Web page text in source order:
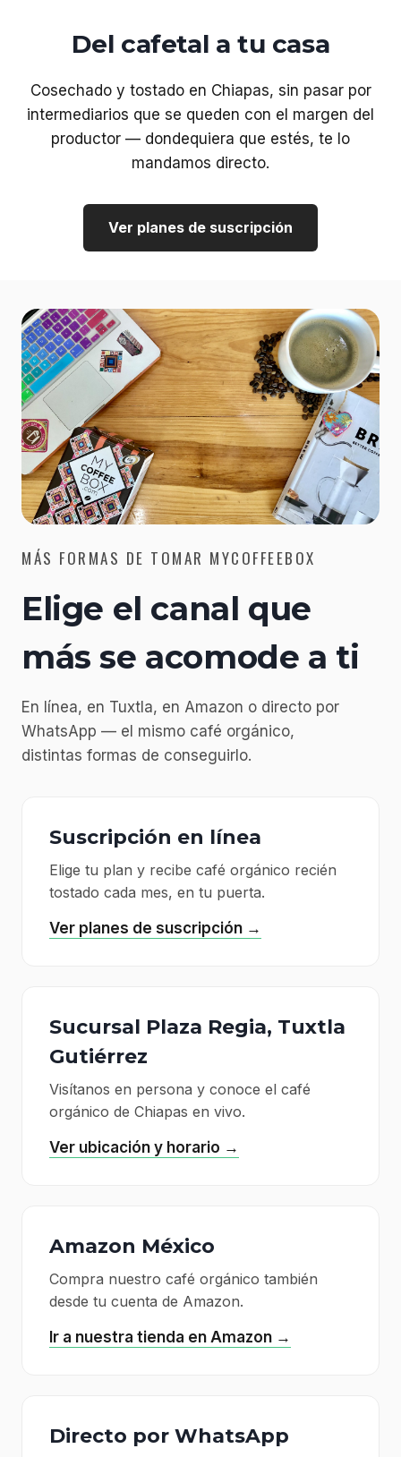
Del cafetal a tu casa
Cosechado y tostado en Chiapas, sin pasar por
intermediarios que se queden con el margen del
productor — dondequiera que estés, te lo
mandamos directo.
Ver planes de suscripción
MÁS FORMAS DE TOMAR MYCOFFEEBOX
Elige el canal que
más se acomode a ti
En línea, en Tuxtla, en Amazon o directo por
WhatsApp — el mismo café orgánico,
distintas formas de conseguirlo.
Suscripción en línea
Elige tu plan y recibe café orgánico recién
tostado cada mes, en tu puerta.
Ver planes de suscripción →
Sucursal Plaza Regia, Tuxtla
Gutiérrez
Visítanos en persona y conoce el café
orgánico de Chiapas en vivo.
Ver ubicación y horario →
Amazon México
Compra nuestro café orgánico también
desde tu cuenta de Amazon.
Ir a nuestra tienda en Amazon →
Directo por WhatsApp